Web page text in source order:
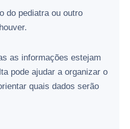
do pediatra ou outro
as informações estejam
pode ajudar a organizar o
quais dados serão